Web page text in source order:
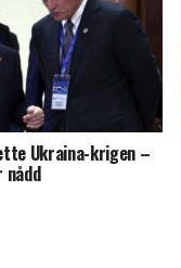
Ukraina-krigen –
nådd